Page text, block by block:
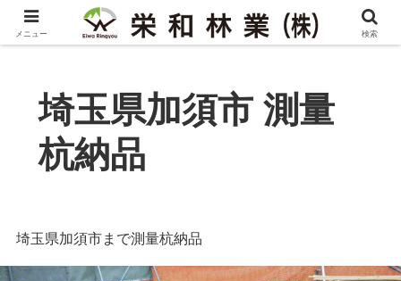
埼玉県加須市 測量
杭納品
埼玉県加須市まで測量杭納品
メニュー 検索